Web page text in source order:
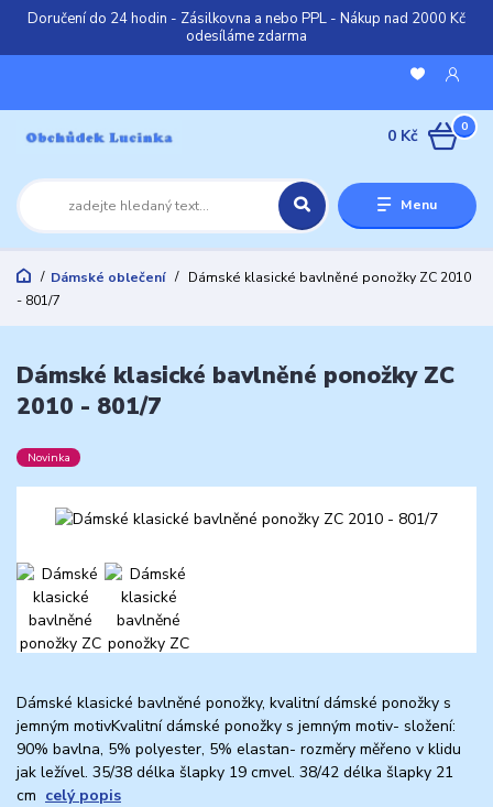
Doručení do 24 hodin - Zásilkovna a nebo PPL - Nákup nad 2000 Kč
odesíláme zdarma
Menu
0
0 Kč
Dámské oblečení
Dámské klasické bavlněné ponožky ZC 2010
- 801/7
Dámské klasické bavlněné ponožky ZC
2010 - 801/7
Novinka
Dámské klasické bavlněné ponožky, kvalitní dámské ponožky s
jemným motivKvalitní dámské ponožky s jemným motiv- složení:
90% bavlna, 5% polyester, 5% elastan- rozměry měřeno v klidu
jak ležível. 35/38 délka šlapky 19 cmvel. 38/42 délka šlapky 21
cm celý popis